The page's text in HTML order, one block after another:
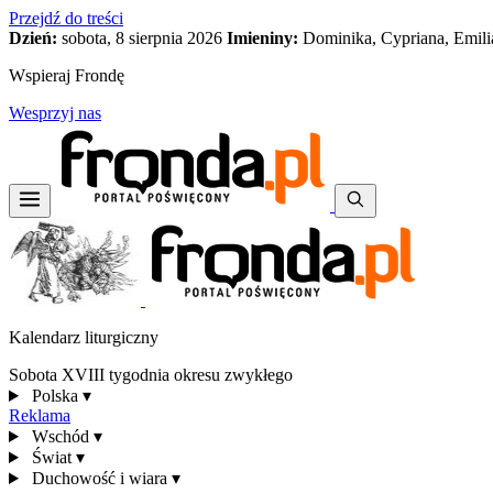
Przejdź do treści
Dzień: sobota, 8 sierpnia 2026 Imieniny: Dominika, Cypriana,
Wspieraj Frondę
Wesprzyj nas
Kalendarz liturgiczny
Sobota XVIII tygodnia okresu zwykłego
Polska ▾
Reklama
Wschód ▾
Świat ▾
Duchowość i wiara ▾